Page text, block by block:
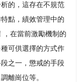
的，這存在不規范
點，績效管理中的
，在當前激勵機制的
可供選擇的方式作
之一，懲戒的手段
離崗位等。